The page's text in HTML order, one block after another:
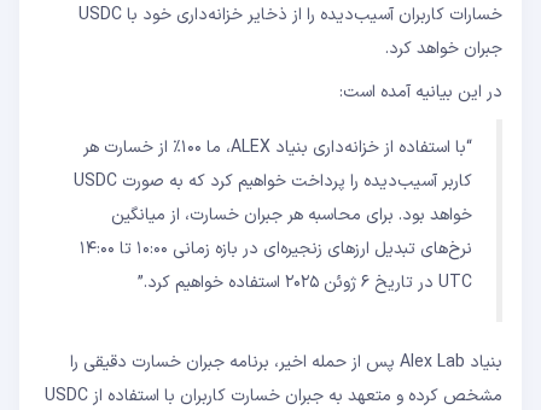
خسارات کاربران آسیب‌دیده را از ذخایر خزانه‌داری خود با USDC
جبران خواهد کرد.
در این بیانیه آمده است:
“با استفاده از خزانه‌داری بنیاد ALEX، ما ۱۰۰٪ از خسارت هر
کاربر آسیب‌دیده را پرداخت خواهیم کرد که به صورت USDC
خواهد بود. برای محاسبه هر جبران خسارت، از میانگین
نرخ‌های تبدیل ارزهای زنجیره‌ای در بازه زمانی ۱۰:۰۰ تا ۱۴:۰۰
UTC در تاریخ ۶ ژوئن ۲۰۲۵ استفاده خواهیم کرد.”
بنیاد Alex Lab پس از حمله اخیر، برنامه جبران خسارت دقیقی را
مشخص کرده و متعهد به جبران خسارت کاربران با استفاده از USDC